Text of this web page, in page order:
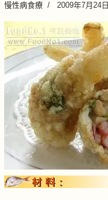
慢性病食療 2009年7月24日